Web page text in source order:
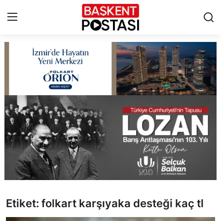
Çerez Politikası
Künye
Ankara
TBMM
Cumhurbaşkanlığı
Etiket: folkart karşıyaka desteği kaç tl